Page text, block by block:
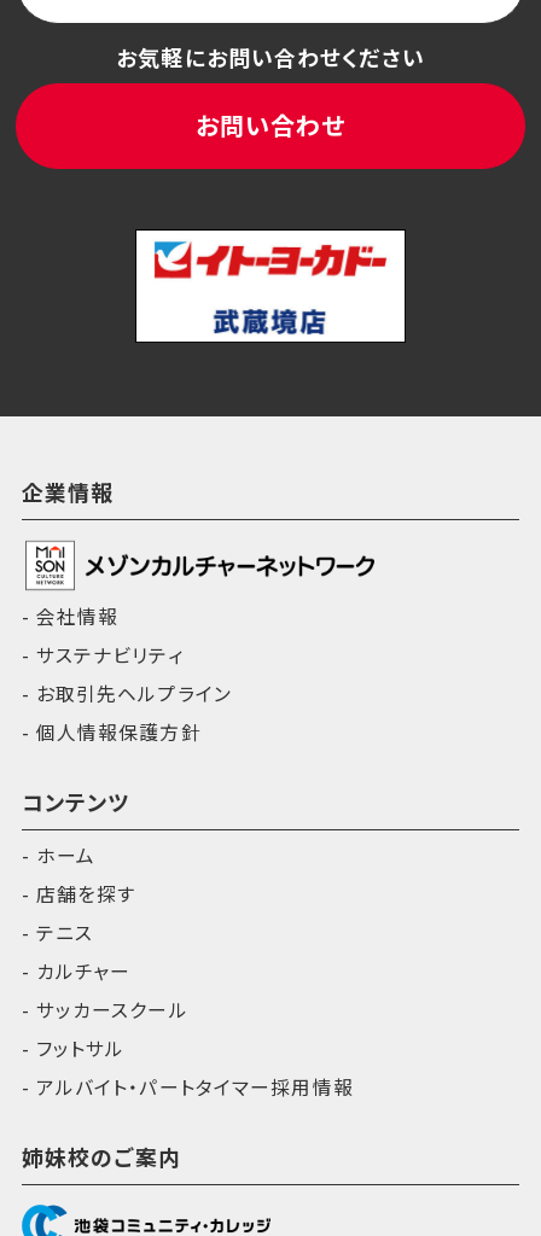
お気軽にお問い合わせください
お問い合わせ
企業情報
会社情報
サステナビリティ
お取引先ヘルプライン
個人情報保護方針
コンテンツ
ホーム
店舗を探す
テニス
カルチャー
サッカースクール
フットサル
アルバイト・パートタイマー採用情報
姉妹校のご案内